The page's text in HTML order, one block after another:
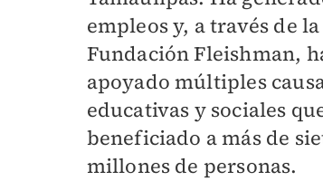
empleos y, a través de la
Fundación Fleishman,
apoyado múltiples
educativas y sociales
beneficiado a más de
millones de personas.